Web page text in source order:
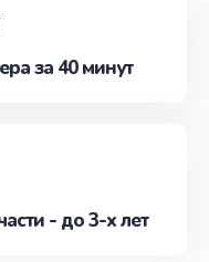
за 40 минут
- до 3-х лет